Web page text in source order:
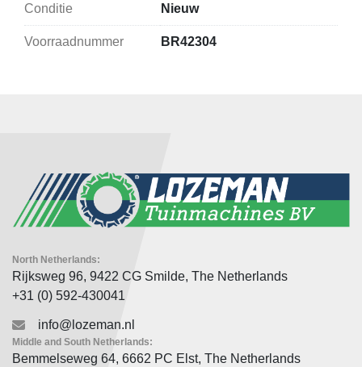
Conditie Nieuw
Voorraadnummer BR42304
North Netherlands:
Rijksweg 96, 9422 CG Smilde, The Netherlands
+31 (0) 592-430041
Middle and South Netherlands:
Bemmelseweg 64, 6662 PC Elst, The Netherlands
info@lozeman.nl